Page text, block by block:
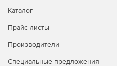
Каталог
Прайс-листы
Производители
Специальные предложения